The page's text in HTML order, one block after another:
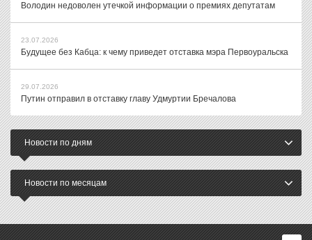
Володин недоволен утечкой информации о премиях депутатам
23.07.2026
Будущее без Кабца: к чему приведет отставка мэра Первоуральска
29.07.2026
Путин отправил в отставку главу Удмуртии Бречалова
Новости по дням
Новости по месяцам